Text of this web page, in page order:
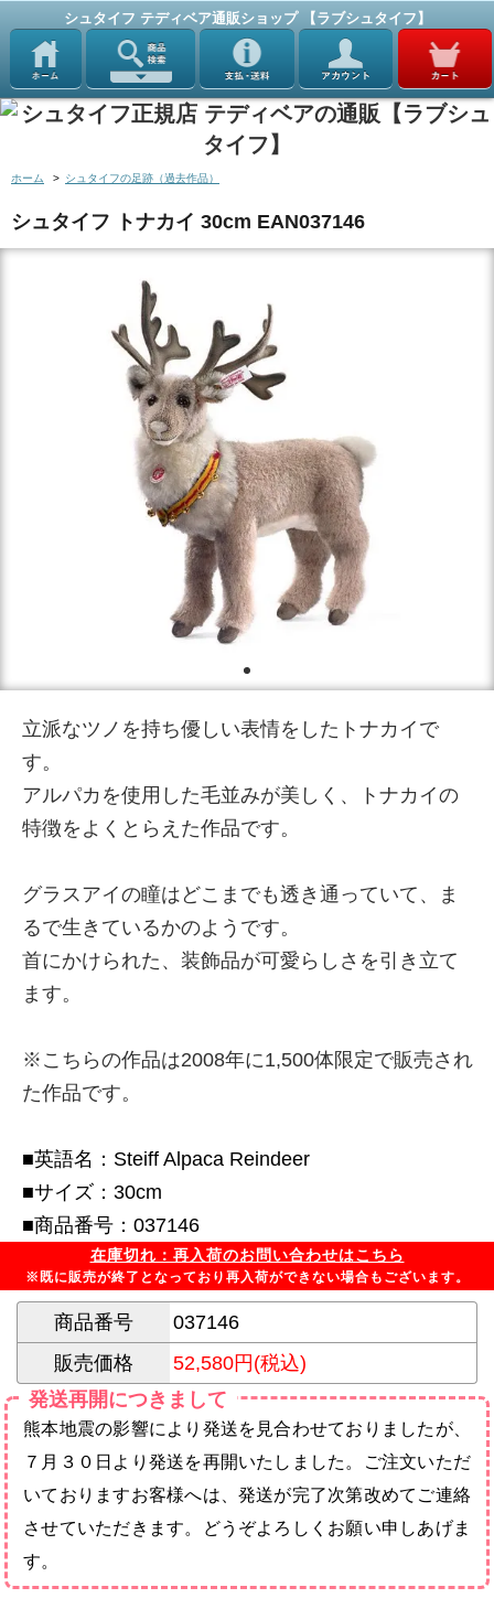
シュタイフ テディベア通販ショップ 【ラブシュタイフ】
ホーム > シュタイフの足跡（過去作品）
シュタイフ トナカイ 30cm EAN037146
立派なツノを持ち優しい表情をしたトナカイで
す。
アルパカを使用した毛並みが美しく、トナカイの
特徴をよくとらえた作品です。
グラスアイの瞳はどこまでも透き通っていて、ま
るで生きているかのようです。
首にかけられた、装飾品が可愛らしさを引き立て
ます。
※こちらの作品は2008年に1,500体限定で販売され
た作品です。
■英語名：Steiff Alpaca Reindeer
■サイズ：30cm
■商品番号：037146
在庫切れ：再入荷のお問い合わせはこちら
※既に販売が終了となっており再入荷ができない場合もございます。
商品番号
037146
販売価格
52,580円(税込)
発送再開につきまして
熊本地震の影響により発送を見合わせておりましたが、
７月３０日より発送を再開いたしました。ご注文いただ
いておりますお客様へは、発送が完了次第改めてご連絡
させていただきます。どうぞよろしくお願い申しあげま
す。